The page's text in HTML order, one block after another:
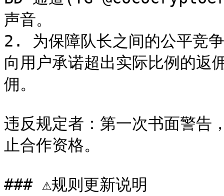
声音。
2. 为保障队长之间的公平竞
向用户承诺超出实际比例的返
佣。
违反规定者：第一次书面警告
止合作资格。
### ⚠️规则更新说明